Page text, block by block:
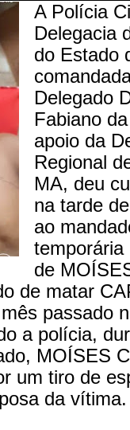
A Polícia
Delegacia
do Estado
Delegado
Fabiano
apoio da
Regional
MA, deu
na tarde
ao
temporária
de
de matar
passado
a polícia,
MOÍSES
um tiro de
da vítima.